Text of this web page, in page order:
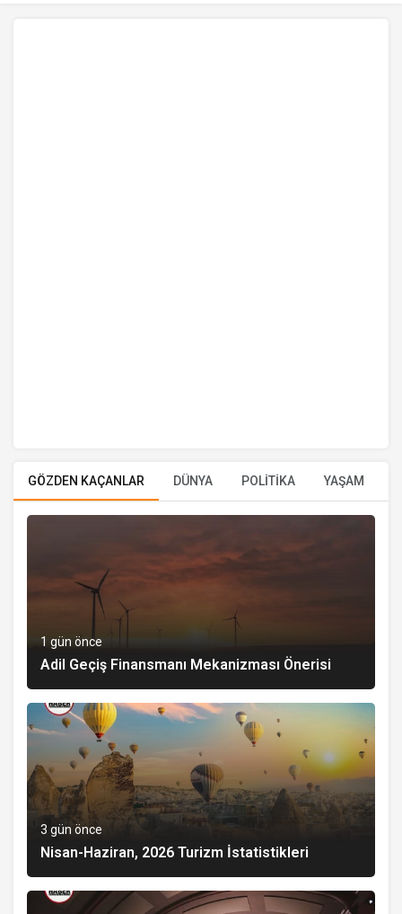
GÖZDEN KAÇANLAR DÜNYA POLİTİKA YAŞAM
1 gün önce
Adil Geçiş Finansmanı Mekanizması Önerisi
3 gün önce
Nisan-Haziran, 2026 Turizm İstatistikleri